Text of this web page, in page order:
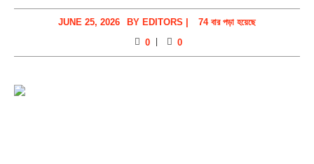
JUNE 25, 2026 BY EDITORS
74 বার পড়া হয়েছে
0
0